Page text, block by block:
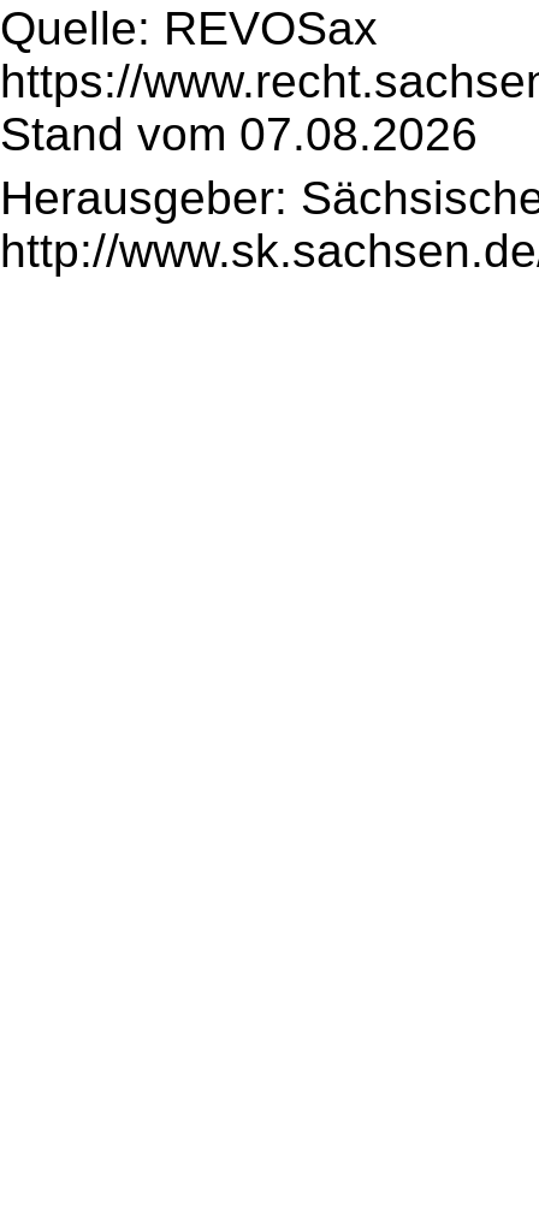
Quelle: REVOSax
https://
Stand vom 07.08.2026
Herausgeber:
http://